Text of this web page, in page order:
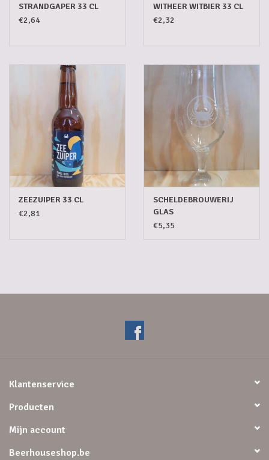
STRANDGAPER 33 CL
€2,64
WITHEER WITBIER 33 CL
€2,32
ZEEZUIPER 33 CL
€2,81
SCHELDEBROUWERIJ
GLAS
€5,35
Klantenservice
Producten
Mijn account
Beerhouseshop.be